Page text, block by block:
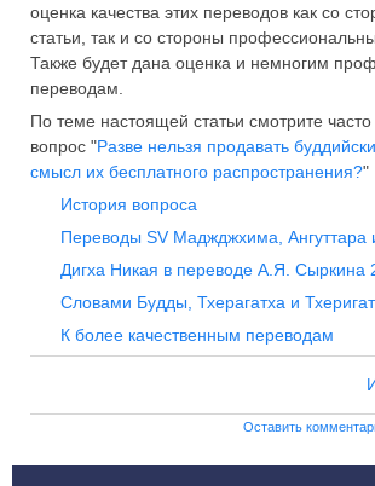
оценка качества этих переводов как со
статьи, так и со стороны
Также будет дана оценка и немногим
переводам.
По теме настоящей статьи смотрите
вопрос "Разве нельзя продавать
смысл их бесплатного распространения?"
История вопроса
Переводы SV Маджджхима, Ангуттара
Дигха Никая в переводе А.Я. Сыркина
Словами Будды, Тхерагатха и
К более качественным переводам
по
на
Оставить